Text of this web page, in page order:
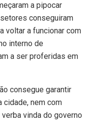
a pipocar
conseguiram
voltar a funcionar com
interno de
a ser proferidas em
consegue garantir
cidade, nem com
vinda do governo